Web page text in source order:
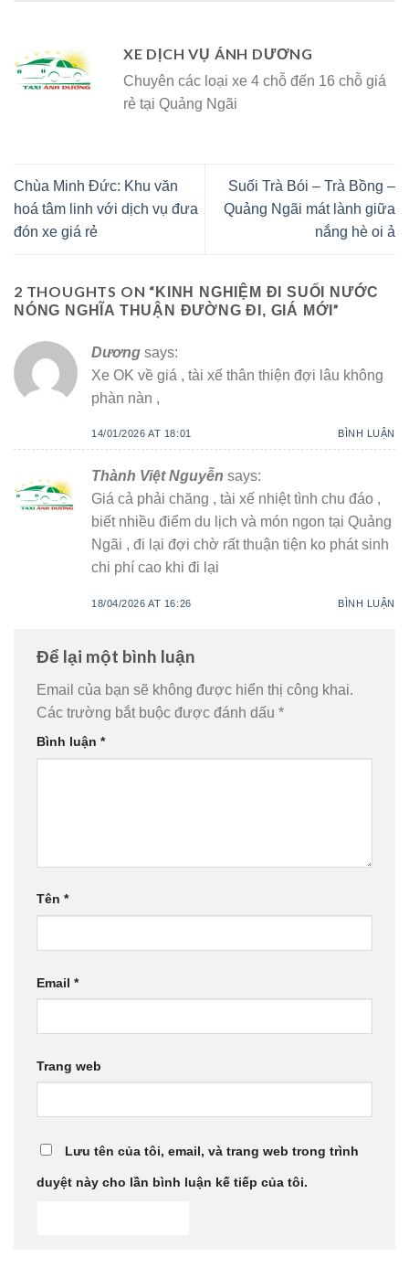
XE DỊCH VỤ ÁNH DƯƠNG
Chuyên các loại xe 4 chỗ đến 16 chỗ giá
rẻ tại Quảng Ngãi
Chùa Minh Đức: Khu văn
hoá tâm linh với dịch vụ đưa
đón xe giá rẻ
Suối Trà Bói – Trà Bồng –
Quảng Ngãi mát lành giữa
nắng hè oi ả
2 THOUGHTS ON “ KINH NGHIỆM ĐI SUỐI NƯỚC
NÓNG NGHĨA THUẬN ĐƯỜNG ĐI, GIÁ MỚI”
Dương says:
Xe OK về giá , tài xế thân thiện đợi lâu không
phàn nàn ,
14/01/2026 AT 18:01 BÌNH LUẬN
Thành Việt Nguyễn says:
Giá cả phải chăng , tài xế nhiệt tình chu đáo ,
biết nhiều điểm du lịch và món ngon tại Quảng
Ngãi , đi lại đợi chờ rất thuận tiện ko phát sinh
chi phí cao khi đi lại
18/04/2026 AT 16:26 BÌNH LUẬN
Để lại một bình luận
Email của bạn sẽ không được hiển thị công khai.
Các trường bắt buộc được đánh dấu *
Bình luận *
Tên *
Email *
Trang web
Lưu tên của tôi, email, và trang web trong trình
duyệt này cho lần bình luận kế tiếp của tôi.